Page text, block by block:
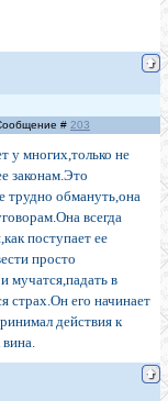
# 203
у многих,только не
законам.Это
трудно обмануть,она
всегда
поступает ее
просто
мучатся,падать в
страх.Он его начинает
действия к
вина.